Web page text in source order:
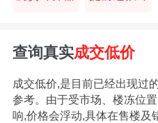
查询真实成交低价
成交低价,是目前已经出现过
参考。由于受市场、楼冻位
响,价格会浮动,具体在售楼及